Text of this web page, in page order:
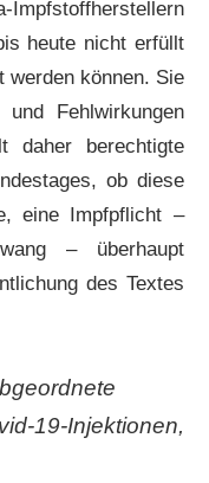
heute nicht erfüllt
werden können. Sie
Fehlwirkungen
daher berechtigte
ob diese
eine Impfpflicht –
– überhaupt
des Textes
19-Injektionen,